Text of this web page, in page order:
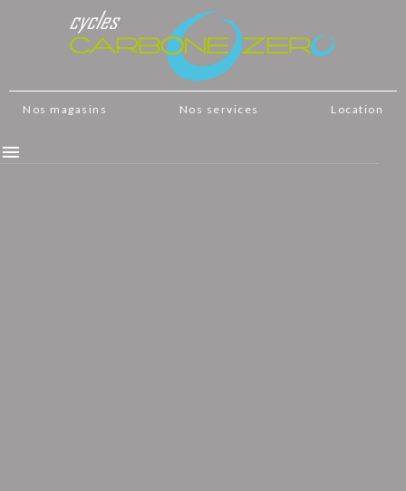
Nos magasins Nos services Location
